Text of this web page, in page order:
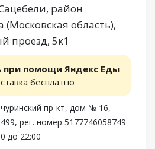
район
область),
проезд, 5к1
при помощи Яндекс Еды
бесплатно
пр-кт, дом № 16,
рег. номер 5177746058749
до 22:00